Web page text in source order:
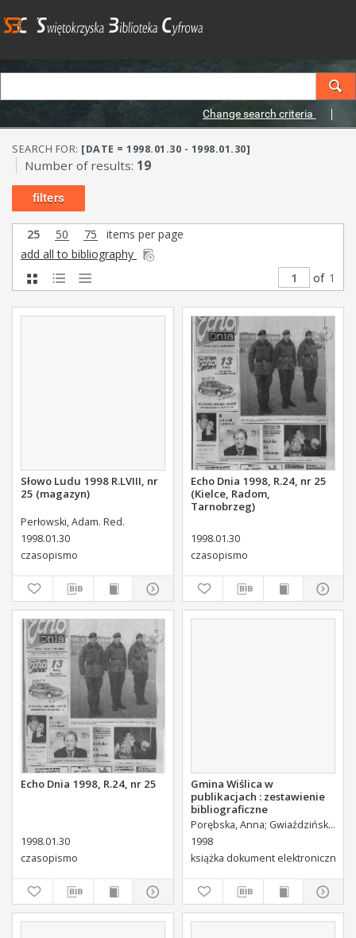
Change search criteria
SEARCH FOR: [DATE = 1998.01.30 - 1998.01.30]
Number of results: 19
filters
25 50 75
items per page
add all to bibliography
of 1
Słowo Ludu 1998 R.LVIII, nr
25 (magazyn)
Perłowski, Adam. Red.
1998.01.30
czasopismo
Echo Dnia 1998, R.24, nr 25
(Kielce, Radom,
Tarnobrzeg)
1998.01.30
czasopismo
Echo Dnia 1998, R.24, nr 25
1998.01.30
czasopismo
Gmina Wiślica w
publikacjach : zestawienie
bibliograficzne
Porębska, Anna Gwiaździńska, Ewa
1998
książka dokument elektroniczny